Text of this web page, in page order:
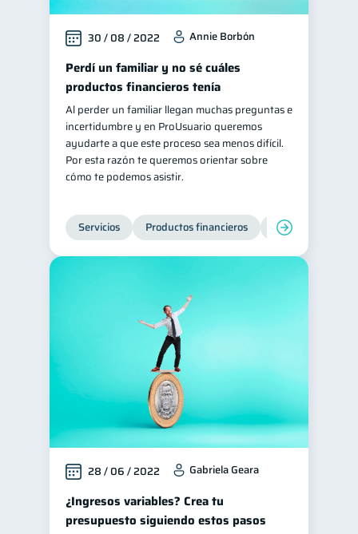
Finanzas Personales
Educación Financiera 1
Información financiera 1
inversiones 1 ahorro 1
Retiro 1 Doble sueldo
información financiera 1
30 / 08 / 2022 Annie Borbón
Perdí un familiar y no sé cuáles
productos financieros tenía
Al perder un familiar llegan muchas preguntas e
incertidumbre y en ProUsuario queremos
ayudarte a que este proceso sea menos difícil.
Por esta razón te queremos orientar sobre
cómo te podemos asistir.
Servicios Productos financieros Inclusión
28 / 06 / 2022 Gabriela Geara
¿Ingresos variables? Crea tu
presupuesto siguiendo estos pasos